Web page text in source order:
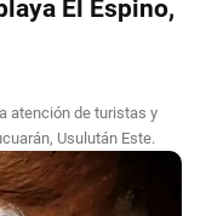
El Espino,
atención de turistas y
Usulután Este.